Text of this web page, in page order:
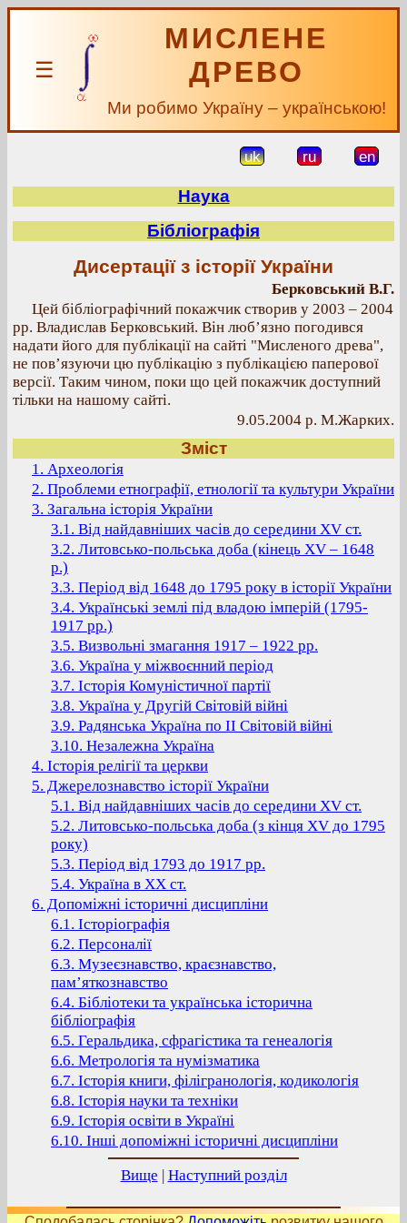
☰
МИСЛЕНЕ
ДРЕВО
Ми робимо Україну – українською!
uk ru en
Наука
Бібліографія
Дисертації з історії України
Берковський В.Г.
Цей бібліографічний покажчик створив у 2003 – 2004
рр. Владислав Берковський. Він люб’язно погодився
надати його для публікації на сайті "Мисленого древа",
не пов’язуючи цю публікацію з публікацією паперової
версії. Таким чином, поки що цей покажчик доступний
тільки на нашому сайті.
9.05.2004 р. М.Жарких.
Зміст
1. Археологія
2. Проблеми етнографії, етнології та культури України
3. Загальна історія України
3.1. Від найдавніших часів до середини XV ст.
3.2. Литовсько-польська доба (кінець XV – 1648
р.)
3.3. Період від 1648 до 1795 року в історії України
3.4. Українські землі під владою імперій (1795-
1917 рр.)
3.5. Визвольні змагання 1917 – 1922 рр.
3.6. Україна у міжвоєнний період
3.7. Історія Комуністичної партії
3.8. Україна у Другій Світовій війні
3.9. Радянська Україна по ІІ Світовій війні
3.10. Незалежна Україна
4. Історія релігії та церкви
5. Джерелознавство історії України
5.1. Від найдавніших часів до середини XV ст.
5.2. Литовсько-польська доба (з кінця XV до 1795
року)
5.3. Період від 1793 до 1917 рр.
5.4. Україна в ХХ ст.
6. Допоміжні історичні дисципліни
6.1. Історіографія
6.2. Персоналії
6.3. Музеєзнавство, краєзнавство,
пам’яткознавство
6.4. Бібліотеки та українська історична
бібліографія
6.5. Геральдика, сфрагістика та генеалогія
6.6. Метрологія та нумізматика
6.7. Історія книги, філігранологія, кодикологія
6.8. Історія науки та техніки
6.9. Історія освіти в Україні
6.10. Інші допоміжні історичні дисципліни
Вище | Наступний розділ